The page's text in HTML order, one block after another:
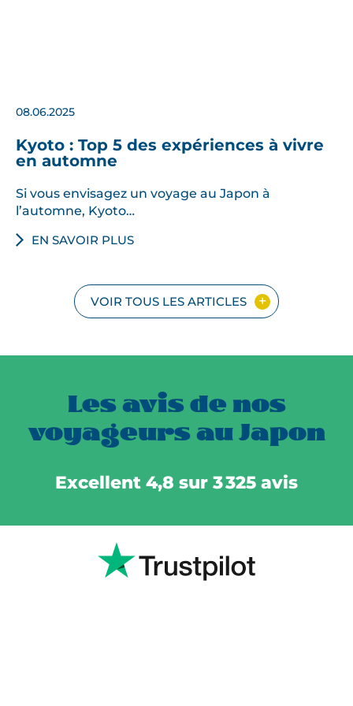
08.06.2025
Kyoto : Top 5 des expériences à vivre
en automne
Si vous envisagez un voyage au Japon à
l’automne, Kyoto…
EN SAVOIR PLUS
VOIR TOUS LES ARTICLES
Les avis de nos
voyageurs au Japon
Excellent 4,8 sur 3 325 avis